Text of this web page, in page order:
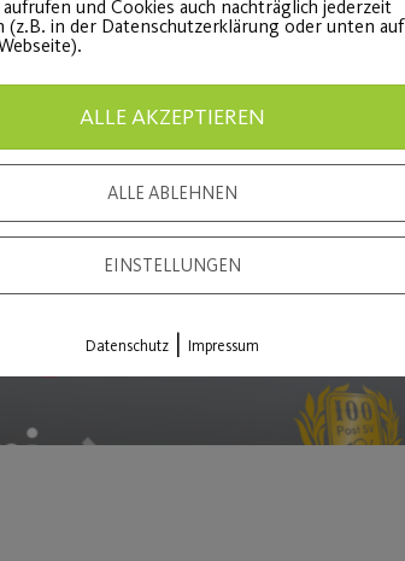
und Cookies auch nachträglich jederzeit
(z.B. in der Datenschutzerklärung oder unten auf
ALLE AKZEPTIEREN
ALLE ABLEHNEN
EINSTELLUNGEN
Datenschutz | Impressum